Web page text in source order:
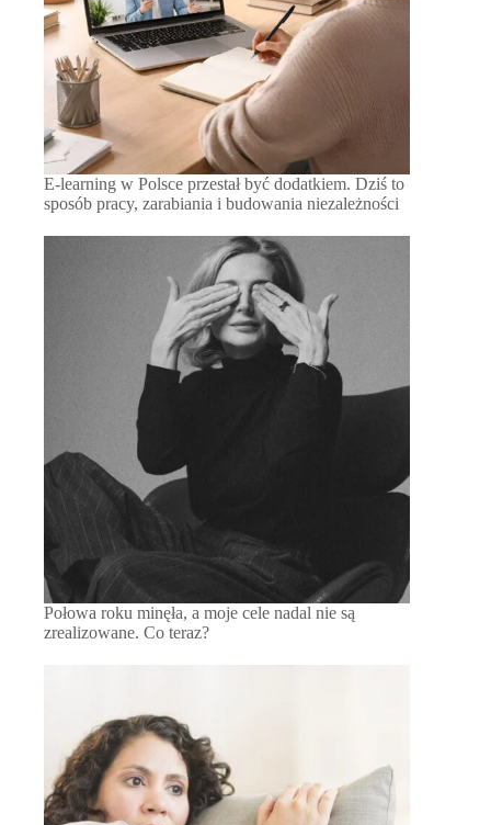
E-learning w Polsce przestał być dodatkiem. Dziś to
sposób pracy, zarabiania i budowania niezależności
Połowa roku minęła, a moje cele nadal nie są
zrealizowane. Co teraz?